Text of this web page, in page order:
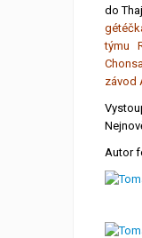
do
týmu
závod
Autor